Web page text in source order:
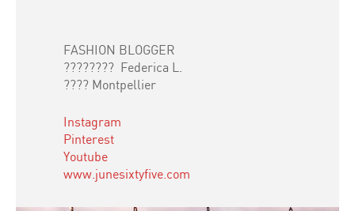
FASHION BLOGGER
???????? Federica L.
???? Montpellier
Instagram
Pinterest
Youtube
www.junesixtyfive.com